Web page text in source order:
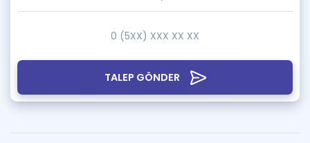
TALEP GÖNDER